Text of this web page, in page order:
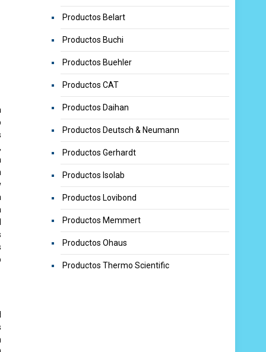
Productos Belart
Productos Buchi
Productos Buehler
Productos CAT
Productos Daihan
Productos Deutsch & Neumann
Productos Gerhardt
Productos Isolab
Productos Lovibond
Productos Memmert
Productos Ohaus
Productos Thermo Scientific